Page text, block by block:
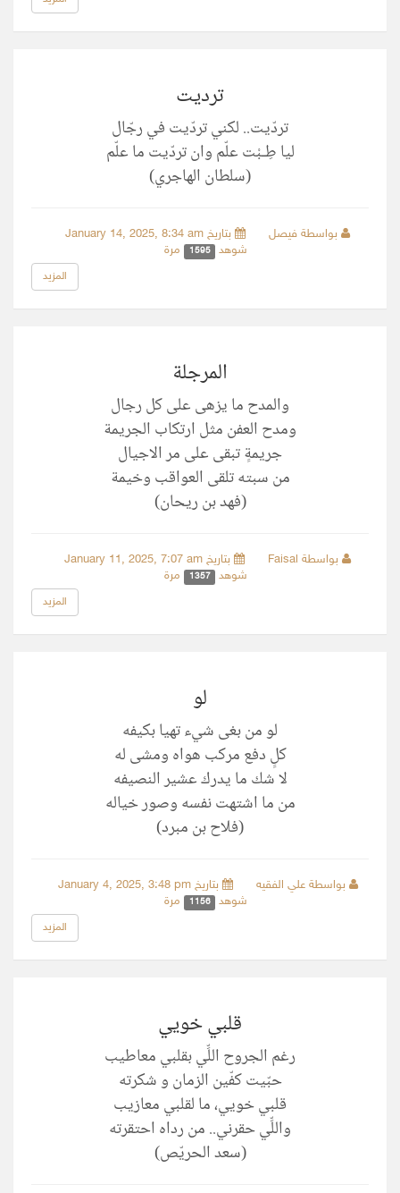
ترديت
تردّيت.. لكني تردّيت في رجّال
‏ليا طِـبْت علّم وان تردّيت ما علّم
(سلطان الهاجري)
بواسطة فيصل
بتاريخ January 14, 2025, 8:34 am
شوهد
1595 مرة
المزيد
المرجلة
والمدح ما يزهى على كل رجال
ومدح العفن مثل ارتكاب الجريمة
جريمةٍ تبقى على مر الاجيال
من سبته تلقى العواقب وخيمة
(فهد بن ريحان)
بواسطة Faisal
بتاريخ January 11, 2025, 7:07 am
شوهد
1357 مرة
المزيد
لو
لو من بغى شيء تهيا بكيفه
كلٍ دفع مركب هواه ومشى له
لا شك ما يدرك عشير النصيفه
من ما اشتهت نفسه وصور خياله
(فلاح بن مبرد)
بواسطة علي الفقيه
بتاريخ January 4, 2025, 3:48 pm
شوهد
1156 مرة
المزيد
قلبي خويي
رغم الجروح اللِّي بقلبي معاطيب
حبّيت كفّين الزمان و شكرته
قلبي خويي، ما لقلبي معازيب
واللِّي حقرني.. من رداه احتقرته
(سعد الحريّص)